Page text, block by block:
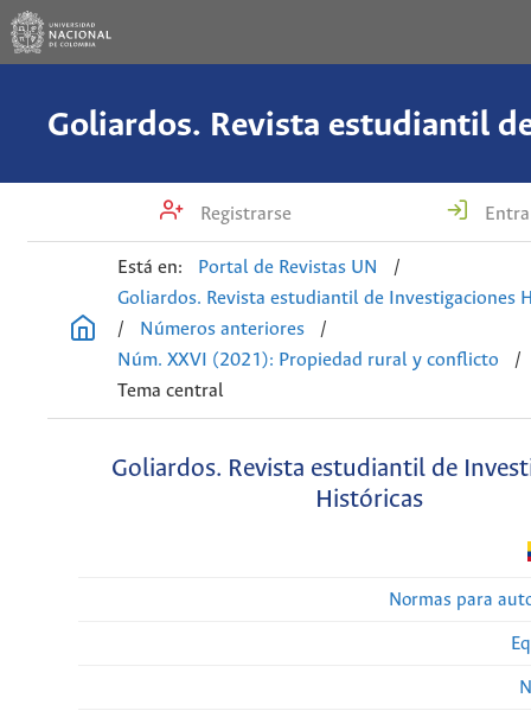
Registrarse
Está en: Portal de Revistas UN
/
Goliardos. Revista estudiantil de Investigaciones
/
Números anteriores
/
Núm. XXVI (2021): Propiedad rural y conflicto
/
Tema central
Goliardos. Revista estudiantil de
Históricas
Normas para